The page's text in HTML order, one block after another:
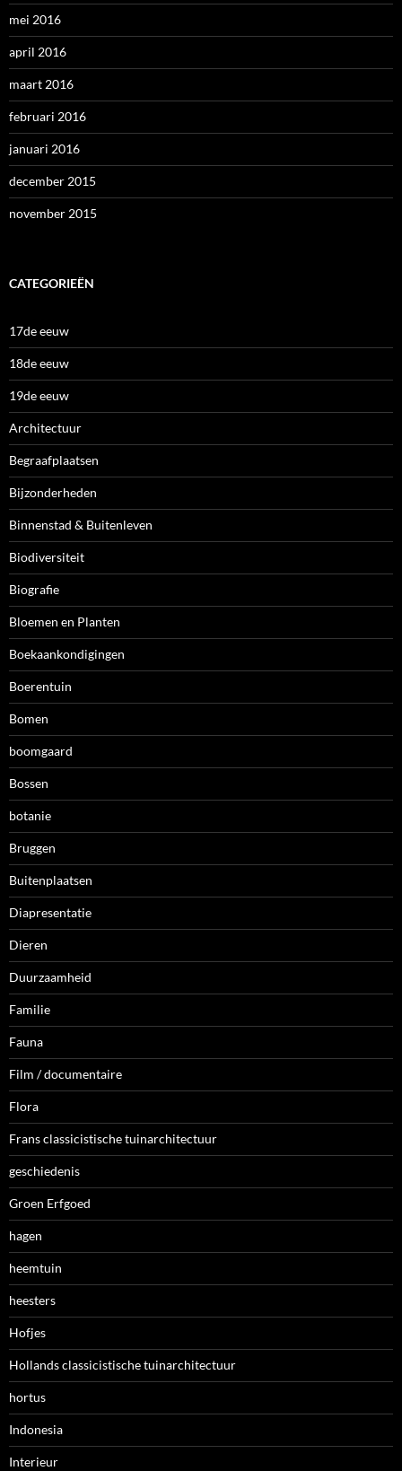
mei 2016
april 2016
maart 2016
februari 2016
januari 2016
december 2015
november 2015
CATEGORIEËN
17de eeuw
18de eeuw
19de eeuw
Architectuur
Begraafplaatsen
Bijzonderheden
Binnenstad & Buitenleven
Biodiversiteit
Biografie
Bloemen en Planten
Boekaankondigingen
Boerentuin
Bomen
boomgaard
Bossen
botanie
Bruggen
Buitenplaatsen
Diapresentatie
Dieren
Duurzaamheid
Familie
Fauna
Film / documentaire
Flora
Frans classicistische tuinarchitectuur
geschiedenis
Groen Erfgoed
hagen
heemtuin
heesters
Hofjes
Hollands classicistische tuinarchitectuur
hortus
Indonesia
Interieur